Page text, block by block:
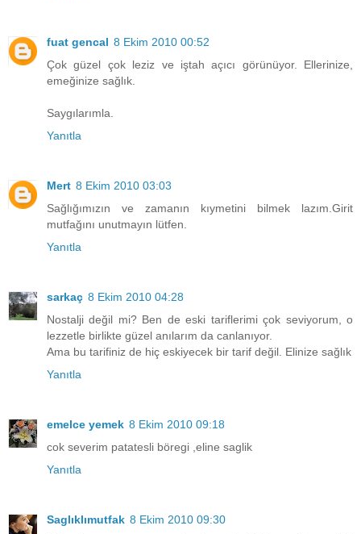
fuat gencal 8 Ekim 2010 00:52
Çok güzel çok leziz ve iştah açıcı görünüyor. Ellerinize,
emeğinize sağlık.
Saygılarımla.
Yanıtla
Mert 8 Ekim 2010 03:03
Sağlığımızın ve zamanın kıymetini bilmek lazım.Girit
mutfağını unutmayın lütfen.
Yanıtla
sarkaç 8 Ekim 2010 04:28
Nostalji değil mi? Ben de eski tariflerimi çok seviyorum, o
lezzetle birlikte güzel anılarım da canlanıyor.
Ama bu tarifiniz de hiç eskiyecek bir tarif değil. Elinize sağlık
Yanıtla
emelce yemek 8 Ekim 2010 09:18
cok severim patatesli böregi ,eline saglik
Yanıtla
Saglıklımutfak 8 Ekim 2010 09:30